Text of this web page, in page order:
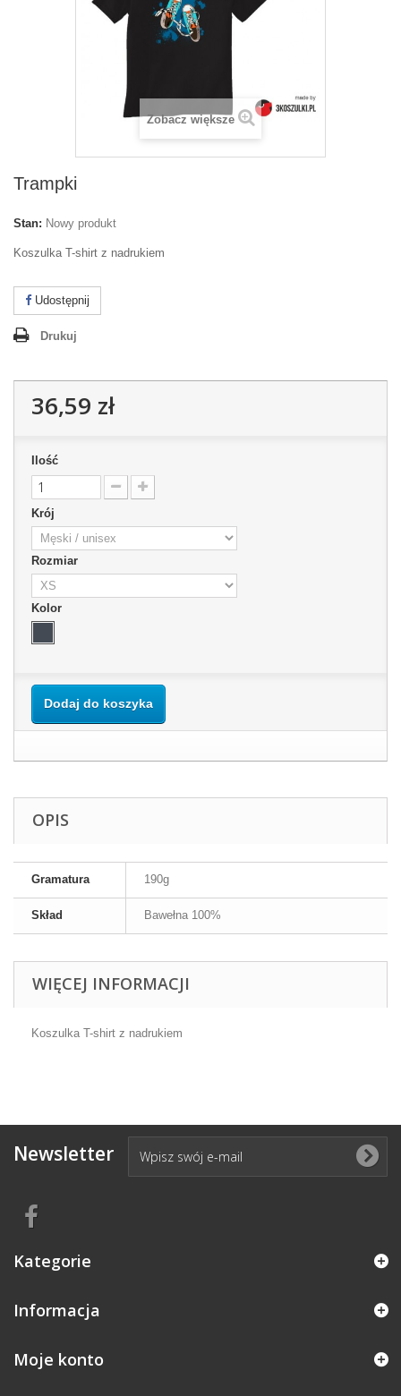
Zobacz większe
Trampki
Stan: Nowy produkt
Koszulka T-shirt z nadrukiem
Udostępnij
Drukuj
36,59 zł
Ilość
Krój
Rozmiar
Kolor
Dodaj do koszyka
OPIS
Gramatura 190g
Skład Bawełna 100%
WIĘCEJ INFORMACJI
Koszulka T-shirt z nadrukiem
Newsletter
Kategorie
Informacja
Moje konto